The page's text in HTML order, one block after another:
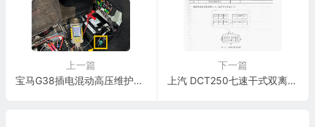
上一篇
宝马G38插电混动高压维护开关和启动电池位置与切断方法
下一篇
上汽 DCT250七速干式双离合变速器(18针+18针+28针)端子